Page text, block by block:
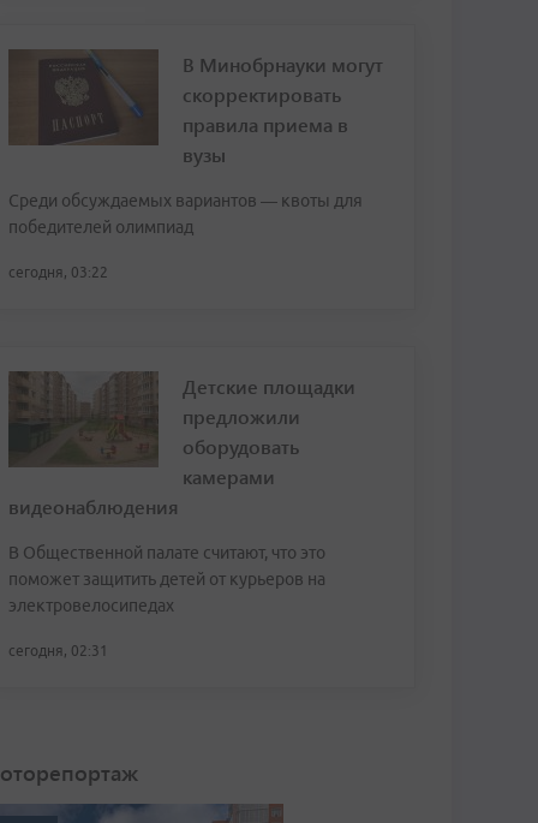
В Минобрнауки могут
скорректировать
правила приема в
вузы
Среди обсуждаемых вариантов — квоты для
победителей олимпиад
сегодня, 03:22
Детские площадки
предложили
оборудовать
камерами
видеонаблюдения
В Общественной палате считают, что это
поможет защитить детей от курьеров на
электровелосипедах
сегодня, 02:31